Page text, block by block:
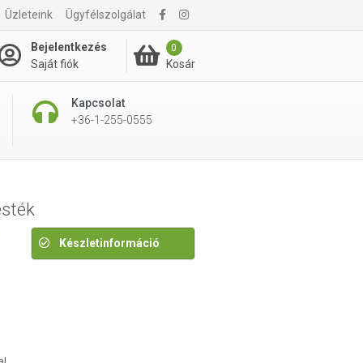
Üzleteink Ügyfélszolgálat
Bejelentkezés
Saját fiók
0
Kosár
Kapcsolat
+36-1-255-0555
4 495 Ft
Készletinformáció